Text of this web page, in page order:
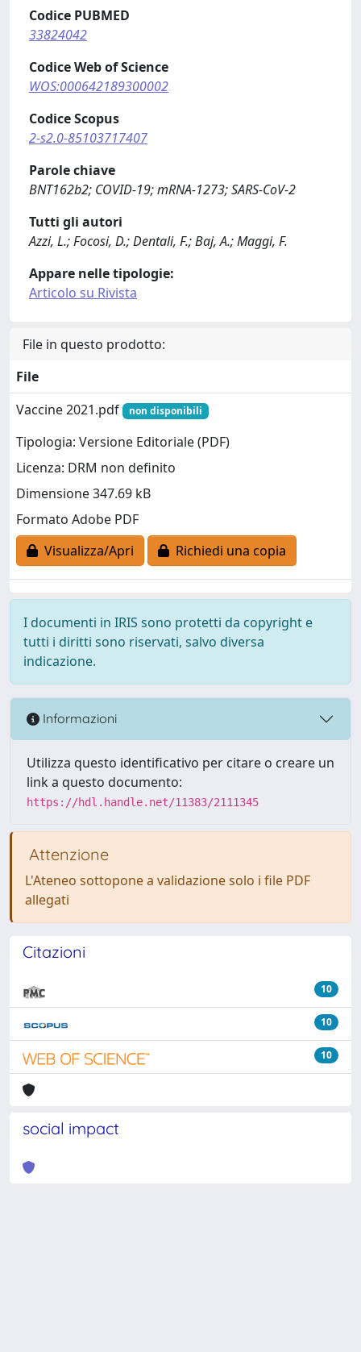
Codice PUBMED
33824042
Codice Web of Science
WOS:000642189300002
Codice Scopus
2-s2.0-85103717407
Parole chiave
BNT162b2; COVID-19; mRNA-1273; SARS-CoV-2
Tutti gli autori
Azzi, L.; Focosi, D.; Dentali, F.; Baj, A.; Maggi, F.
Appare nelle tipologie:
Articolo su Rivista
File in questo prodotto:
File
Vaccine 2021.pdf
non disponibili
Tipologia: Versione Editoriale (PDF)
Licenza: DRM non definito
Dimensione 347.69 kB
Formato Adobe PDF
Visualizza/Apri
Richiedi una copia
I documenti in IRIS sono protetti da copyright e
tutti i diritti sono riservati, salvo diversa
indicazione.
Informazioni
Utilizza questo identificativo per citare o creare un
link a questo documento:
https://hdl.handle.net/11383/2111345
Attenzione
L'Ateneo sottopone a validazione solo i file PDF
allegati
Citazioni
10
10
10
social impact